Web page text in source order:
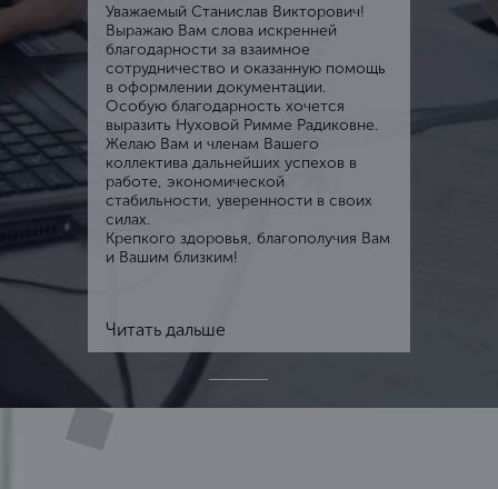
Уважаемый Станислав Викторович!
Выражаю Вам слова искренней
благодарности за взаимное
сотрудничество и оказанную помощь
в оформлении документации.
Особую благодарность хочется
выразить Нуховой Римме Радиковне.
Желаю Вам и членам Вашего
коллектива дальнейших успехов в
работе, экономической
стабильности, уверенности в своих
силах.
Крепкого здоровья, благополучия Вам
и Вашим близким!
Читать дальше